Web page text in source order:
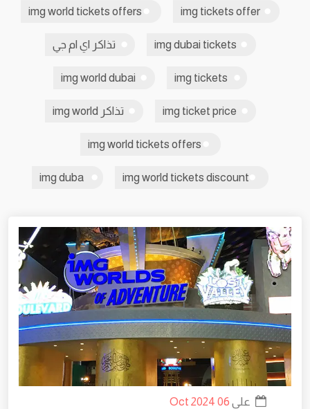
img tickets offer
img world tickets offers
img dubai tickets تذاكر اي ام جي
img tickets
img world dubai
img ticket price تذاكر img world
img world tickets offers
img world tickets discount
img duba
على 06 Oct 2024